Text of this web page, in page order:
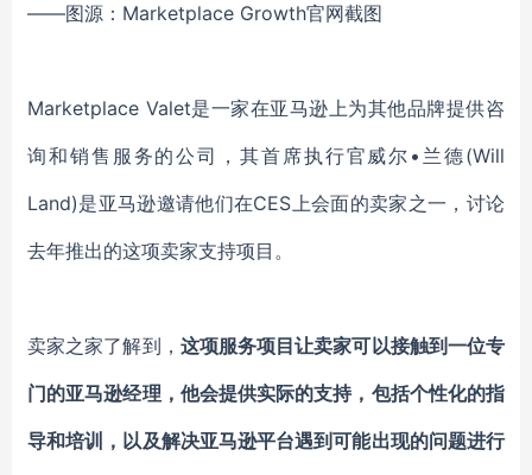
——图源：Marketplace Growth官网截图
Marketplace Valet是一家在亚马逊上为其他品牌提供咨
询和销售服务的公司，其首席执行官威尔•兰德(Will
Land)是亚马逊邀请他们在CES上会面的卖家之一，讨论
去年推出的这项卖家支持项目。
卖家之家了解到， 这项服务项目让卖家可以接触到一位专
门的亚马逊经理，他会提供实际的支持，包括个性化的指
导和培训，以及解决亚马逊平台遇到可能出现的问题进行